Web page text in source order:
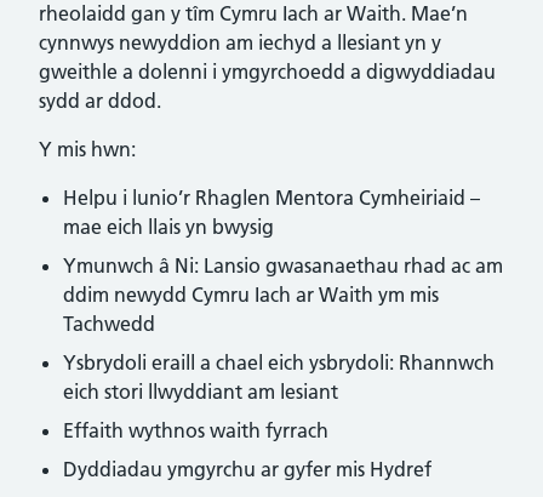
rheolaidd gan y tîm Cymru Iach ar Waith. Mae’n
cynnwys newyddion am iechyd a llesiant yn y
gweithle a dolenni i ymgyrchoedd a digwyddiadau
sydd ar ddod.
Y mis hwn:
Helpu i lunio’r Rhaglen Mentora Cymheiriaid –
mae eich llais yn bwysig
Ymunwch â Ni: Lansio gwasanaethau rhad ac am
ddim newydd Cymru Iach ar Waith ym mis
Tachwedd
Ysbrydoli eraill a chael eich ysbrydoli: Rhannwch
eich stori llwyddiant am lesiant
Effaith wythnos waith fyrrach
Dyddiadau ymgyrchu ar gyfer mis Hydref